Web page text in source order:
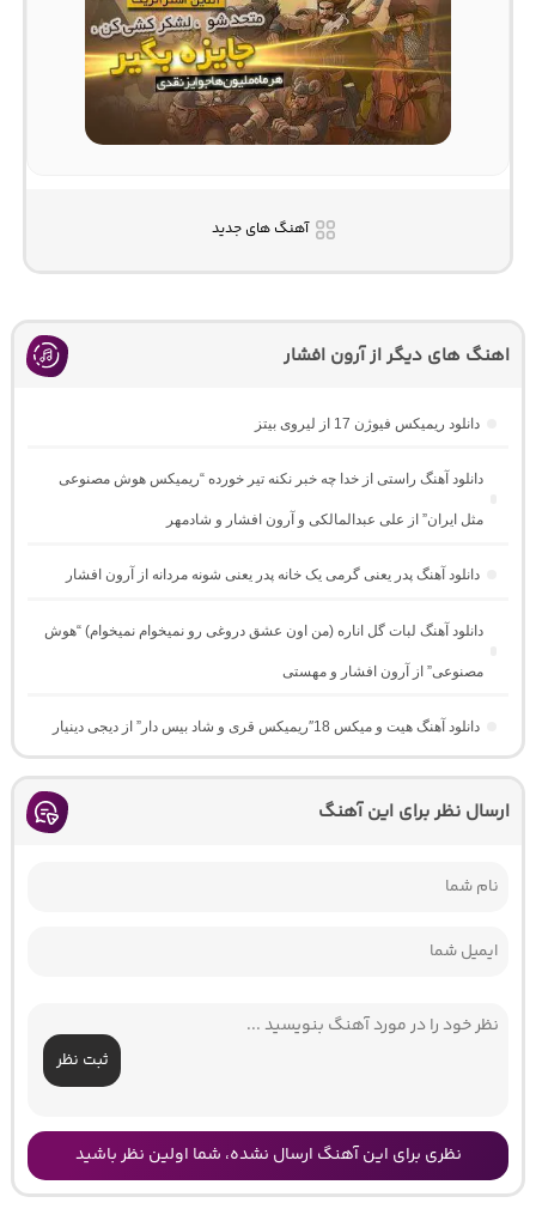
آهنگ های جدید
اهنگ های دیگر از آرون افشار
دانلود ریمیکس فیوژن 17 از لیروی بیتز
دانلود آهنگ راستی از خدا چه خبر نکنه تیر خورده “ریمیکس هوش مصنوعی
مثل ایران” از علی عبدالمالکی و آرون افشار و شادمهر
دانلود آهنگ پدر یعنی گرمی یک خانه پدر یعنی شونه مردانه از آرون افشار
دانلود آهنگ لبات گل اناره (من اون عشق دروغی رو نمیخوام نمیخوام) “هوش
مصنوعی” از آرون افشار و مهستی
دانلود آهنگ هیت و میکس 18″ریمیکس قری و شاد بیس دار” از دیجی دینیار
ارسال نظر برای این آهنگ
ثبت نظر
نظری برای این آهنگ ارسال نشده، شما اولین نظر باشید